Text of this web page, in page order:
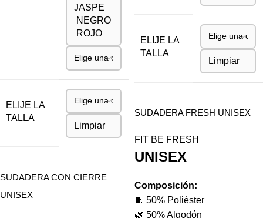
JASPE
NEGRO
ROJO
ELIJE LA
TALLA
Limpiar
SUDADERA CON CIERRE
UNISEX
ELIJE LA
TALLA
Limpiar
SUDADERA FRESH UNISEX
FIT BE FRESH
UNISEX
Composición:
🧵 50% Poliéster
🌿 50% Algodón